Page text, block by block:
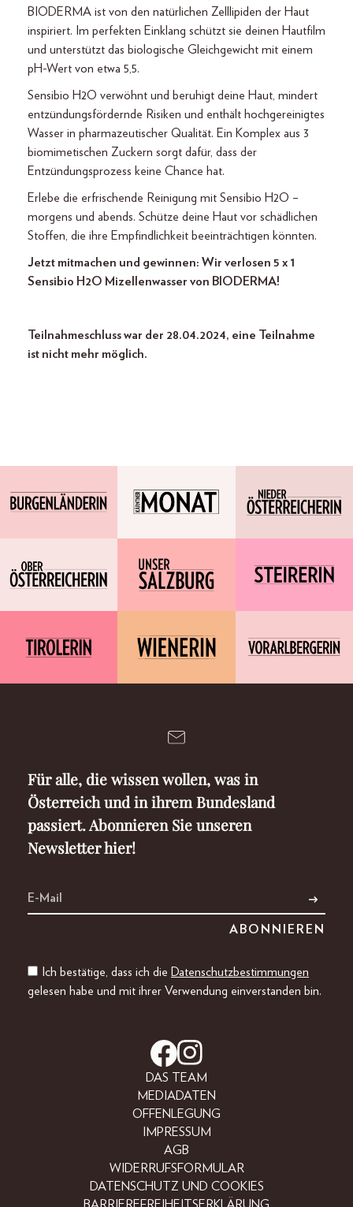
BIODERMA ist von den natürlichen Zelllipiden der Haut
inspiriert. Im perfekten Einklang schützt sie deinen Hautfilm
und unterstützt das biologische Gleichgewicht mit einem
pH-Wert von etwa 5,5.
Sensibio H2O verwöhnt und beruhigt deine Haut, mindert
entzündungsfördernde Risiken und enthält hochgereinigtes
Wasser in pharmazeutischer Qualität. Ein Komplex aus 3
biomimetischen Zuckern sorgt dafür, dass der
Entzündungsprozess keine Chance hat.
Erlebe die erfrischende Reinigung mit Sensibio H2O –
morgens und abends. Schütze deine Haut vor schädlichen
Stoffen, die ihre Empfindlichkeit beeinträchtigen könnten.
Jetzt mitmachen und gewinnen: Wir verlosen 5 x 1
Sensibio H2O Mizellenwasser von BIODERMA!
Teilnahmeschluss war der 28.04.2024, eine Teilnahme
ist nicht mehr möglich.
Für alle, die wissen wollen, was in
Österreich und in ihrem Bundesland
passiert. Abonnieren Sie unseren
Newsletter hier!
Ich bestätige, dass ich die Datenschutzbestimmungen
gelesen habe und mit ihrer Verwendung einverstanden bin.
DAS TEAM
MEDIADATEN
OFFENLEGUNG
IMPRESSUM
AGB
WIDERRUFSFORMULAR
DATENSCHUTZ UND COOKIES